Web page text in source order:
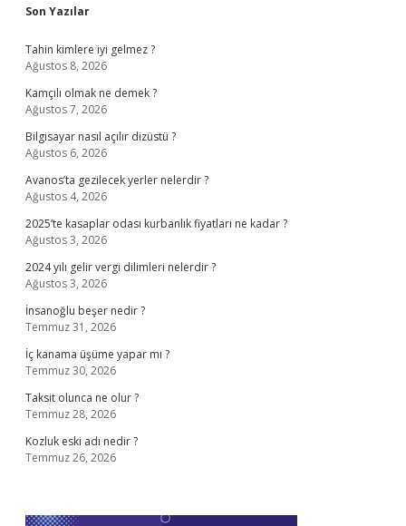
Sidebar
Son Yazılar
Tahin kimlere iyi gelmez ?
Ağustos 8, 2026
Kamçılı olmak ne demek ?
Ağustos 7, 2026
Bilgisayar nasıl açılır dizüstü ?
Ağustos 6, 2026
Avanos’ta gezilecek yerler nelerdir ?
Ağustos 4, 2026
2025’te kasaplar odası kurbanlık fiyatları ne kadar ?
Ağustos 3, 2026
2024 yılı gelir vergi dilimleri nelerdir ?
Ağustos 3, 2026
İnsanoğlu beşer nedir ?
Temmuz 31, 2026
İç kanama üşüme yapar mı ?
Temmuz 30, 2026
Taksit olunca ne olur ?
Temmuz 28, 2026
Kozluk eski adı nedir ?
Temmuz 26, 2026